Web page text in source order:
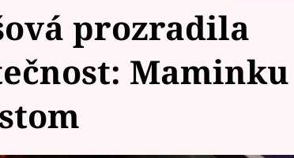
prozradila
Maminku